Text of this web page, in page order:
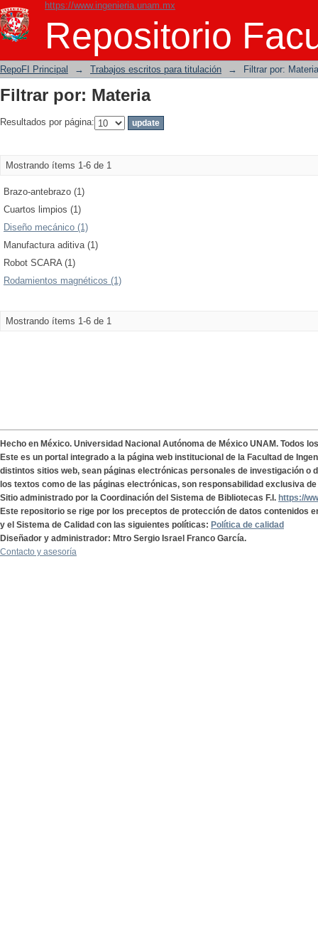
https://www.ingenieria.unam.mx
Repositorio
Filtrar por: Materia
RepoFI Principal → Trabajos escritos para titulación → Filtrar por: Materia
Filtrar por: Materia
Resultados por página:
Mostrando ítems 1-6 de 1
Brazo-antebrazo (1)
Cuartos limpios (1)
Diseño mecánico (1)
Manufactura aditiva (1)
Robot SCARA (1)
Rodamientos magnéticos (1)
Mostrando ítems 1-6 de 1
Hecho en México. Universidad Nacional Autónoma de México UNAM. Todos
Este es un portal integrado a la página web institucional de la Facultad de
distintos sitios web, sean páginas electrónicas personales de investigación o
los textos como de las páginas electrónicas, son responsabilidad exclusiva
Sitio administrado por la Coordinación del Sistema de Bibliotecas F.I. https://
Este repositorio se rige por los preceptos de protección de datos contenidos
y el Sistema de Calidad con las siguientes políticas: Política de calidad
Diseñador y administrador: Mtro Sergio Israel Franco García.
Contacto y asesoría